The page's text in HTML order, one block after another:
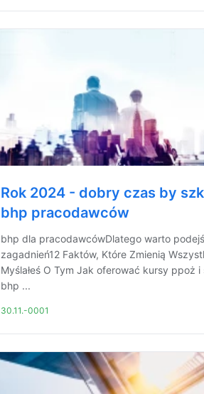
Rok 2024 - dobry czas by
bhp pracodawców
bhp dla pracodawcówDlatego warto
zagadnień12 Faktów, Które Zmienią
Myślałeś O Tym Jak oferować kursy ppoż i
bhp ...
30.11.-0001